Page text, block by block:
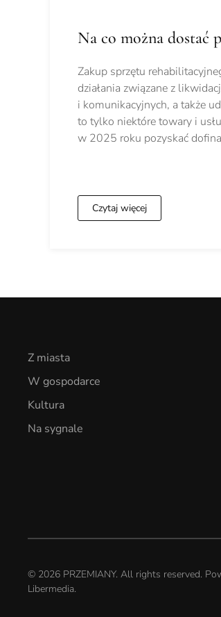
Na co można dostać
Zakup sprzętu
działania związane z
i komunikacyjnych, a także
to tylko niektóre towary i
w 2025 roku pozyskać
Czytaj więcej
Z miasta
W gospodarce
Kultura
Na sygnale
© 2026 PRZEMIANY. All rights reserved.
Libermedia.